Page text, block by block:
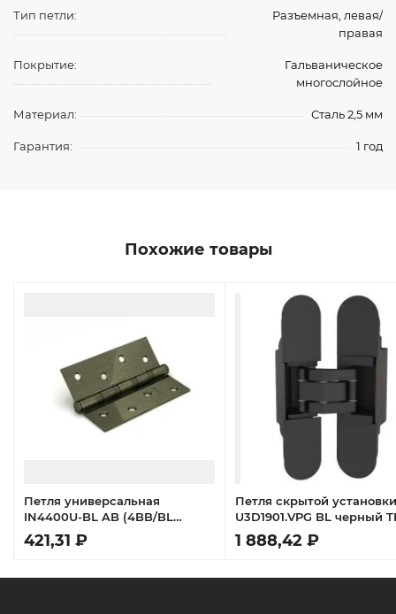
Тип петли:
Разъемная, левая/
правая
Покрытие:
Гальваническое
многослойное
Материал: Сталь 2,5 мм
Гарантия: 1 год
Похожие товары
Петля универсальная
IN4400U-BL AB (4BB/BL
100x75x2,5) бронза БЛИСТЕР
421,31 ₽
Петля скрытой установки
U3D1901.VPG BL черный
1 888,42 ₽